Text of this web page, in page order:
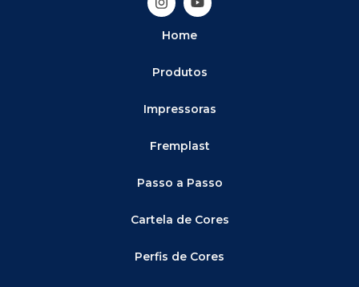
Home
Produtos
Impressoras
Fremplast
Passo a Passo
Cartela de Cores
Perfis de Cores